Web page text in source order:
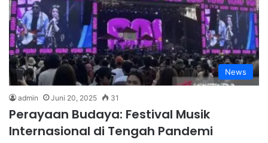
News
admin Juni 20, 2025 31
Perayaan Budaya: Festival Musik
Internasional di Tengah Pandemi